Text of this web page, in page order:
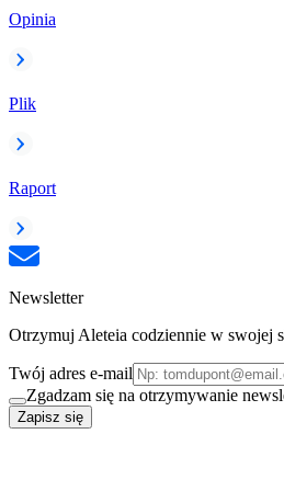
Opinia
Plik
Raport
Newsletter
Otrzymuj Aleteia codziennie w swojej
Twój adres e-mail
Zgadzam się na otrzymywanie
Zapisz się